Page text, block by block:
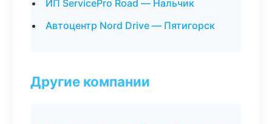
ИП ServicePro Road — Нальчик
Автоцентр Nord Drive — Пятигорск
Другие компании